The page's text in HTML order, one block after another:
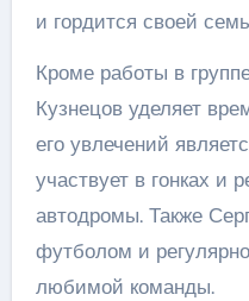
и гордится своей
Кроме работы в
Кузнецов уделяет
его увлечений
участвует в гонках и
автодромы. Также
футболом и
любимой команды.